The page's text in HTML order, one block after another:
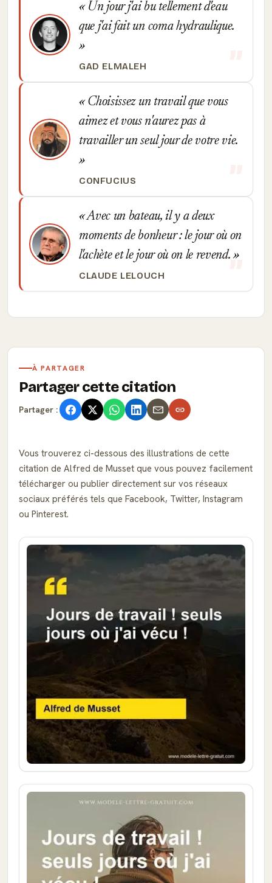
Un jour j'ai bu tellement d'eau
que j'ai fait un coma hydraulique.
GAD ELMALEH
Choisissez un travail que vous
aimez et vous n'aurez pas à
travailler un seul jour de votre vie.
CONFUCIUS
Avec un bateau, il y a deux
moments de bonheur : le jour où on
l'achète et le jour où on le revend.
CLAUDE LELOUCH
À PARTAGER
Partager cette citation
Partager :
Vous trouverez ci-dessous des illustrations de cette
citation de Alfred de Musset que vous pouvez facilement
télécharger ou publier directement sur vos réseaux
sociaux préférés tels que Facebook, Twitter, Instagram
ou Pinterest.